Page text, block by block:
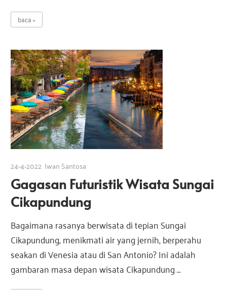
baca
24-4-2022 Iwan Santosa
Gagasan Futuristik Wisata Sungai
Cikapundung
Bagaimana rasanya berwisata di tepian Sungai
Cikapundung, menikmati air yang jernih, berperahu
seakan di Venesia atau di San Antonio? Ini adalah
gambaran masa depan wisata Cikapundung …